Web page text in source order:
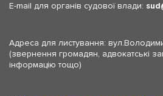
E-mail для органів судової влади: sud
Адреса для листування:
(звернення громадян, адвокатські
інформацію тощо)